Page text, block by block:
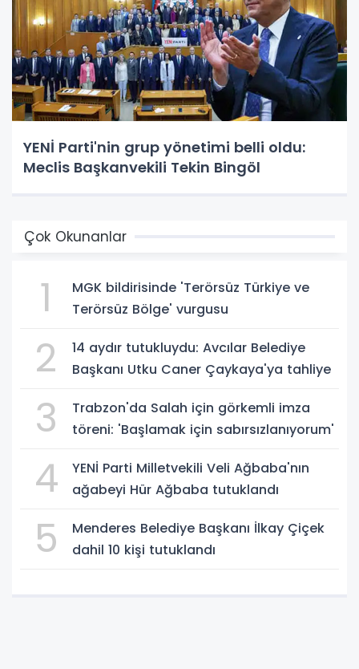
YENİ Parti'nin grup yönetimi belli oldu:
Meclis Başkanvekili Tekin Bingöl
Çok Okunanlar
1
MGK bildirisinde 'Terörsüz Türkiye ve
Terörsüz Bölge' vurgusu
2
14 aydır tutukluydu: Avcılar Belediye
Başkanı Utku Caner Çaykaya'ya tahliye
3
Trabzon'da Salah için görkemli imza
töreni: 'Başlamak için sabırsızlanıyorum'
4
YENİ Parti Milletvekili Veli Ağbaba'nın
ağabeyi Hür Ağbaba tutuklandı
5
Menderes Belediye Başkanı İlkay Çiçek
dahil 10 kişi tutuklandı